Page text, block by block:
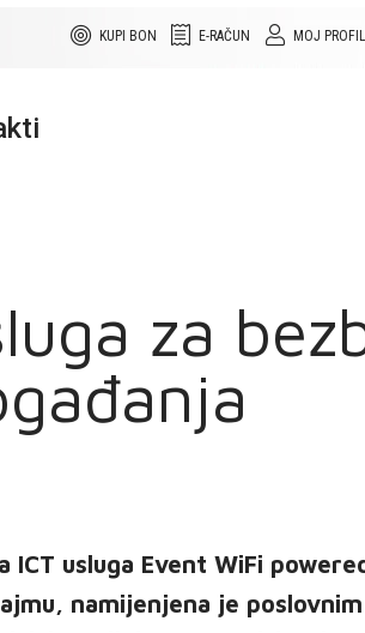
MOJ PROFIL
E-RAČUN
KUPI BON
za
ICT usluga Event WiFi
namijenjena je